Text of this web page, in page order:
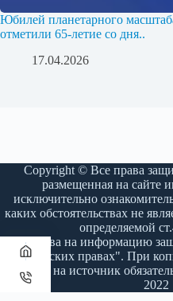
Юбилей планетарного
отметили 65-летие со дня..
17.04.2026
Copyright © Все права
размещенная на сайте
исключительно
каких обстоятельствах не
определяемой
Права на информацию
авторских правах". При
ссылка на источник
2022